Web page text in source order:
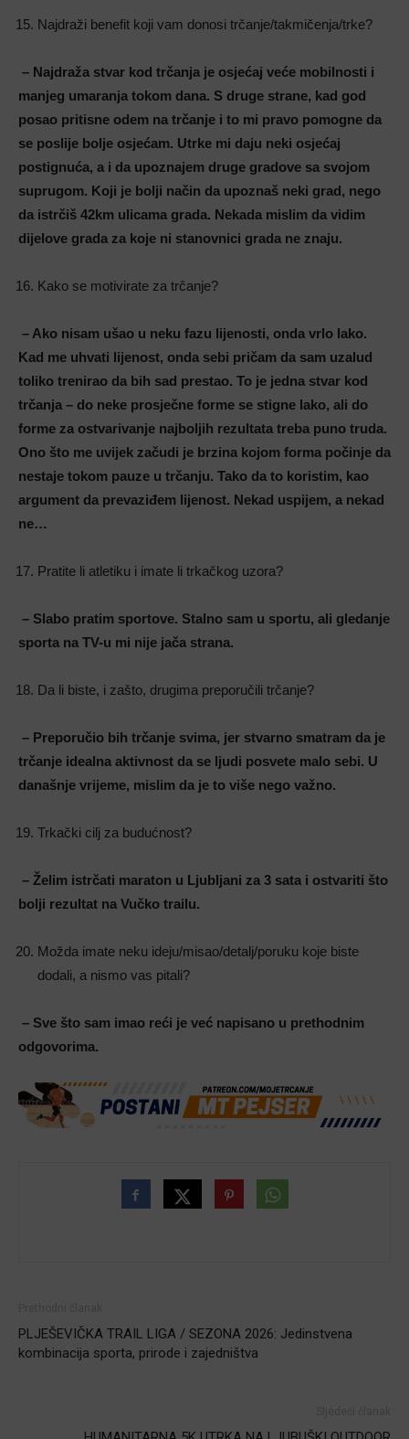
Najdraži benefit koji vam donosi trčanje/takmičenja/trke?
– Najdraža stvar kod trčanja je osjećaj veće mobilnosti i
manjeg umaranja tokom dana. S druge strane, kad god
posao pritisne odem na trčanje i to mi pravo pomogne da
se poslije bolje osjećam. Utrke mi daju neki osjećaj
postignuća, a i da upoznajem druge gradove sa svojom
suprugom. Koji je bolji način da upoznaš neki grad, nego
da istrčiš 42km ulicama grada. Nekada mislim da vidim
dijelove grada za koje ni stanovnici grada ne znaju.
Kako se motivirate za trčanje?
– Ako nisam ušao u neku fazu lijenosti, onda vrlo lako.
Kad me uhvati lijenost, onda sebi pričam da sam uzalud
toliko trenirao da bih sad prestao. To je jedna stvar kod
trčanja – do neke prosječne forme se stigne lako, ali do
forme za ostvarivanje najboljih rezultata treba puno truda.
Ono što me uvijek začudi je brzina kojom forma počinje da
nestaje tokom pauze u trčanju. Tako da to koristim, kao
argument da prevaziđem lijenost. Nekad uspijem, a nekad
ne…
Pratite li atletiku i imate li trkačkog uzora?
– Slabo pratim sportove. Stalno sam u sportu, ali gledanje
sporta na TV-u mi nije jača strana.
Da li biste, i zašto, drugima preporučili trčanje?
– Preporučio bih trčanje svima, jer stvarno smatram da je
trčanje idealna aktivnost da se ljudi posvete malo sebi. U
današnje vrijeme, mislim da je to više nego važno.
Trkački cilj za budućnost?
– Želim istrčati maraton u Ljubljani za 3 sata i ostvariti što
bolji rezultat na Vučko trailu.
Možda imate neku ideju/misao/detalj/poruku koje biste
dodali, a nismo vas pitali?
– Sve što sam imao reći je već napisano u prethodnim
odgovorima.
PLJEŠEVIČKA TRAIL LIGA / SEZONA 2026: Jedinstvena
kombinacija sporta, prirode i zajedništva